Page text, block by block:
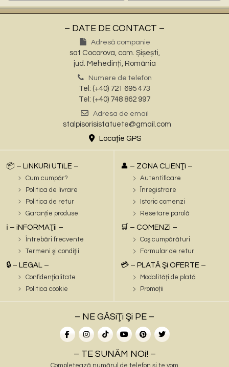
– DATE DE CONTACT –
Adresă companie
sat Cocorova, com. Șișești,
jud. Mehedinți, România
Numere de telefon
Tel: (+40) 721 695 473
Tel: (+40) 748 862 997
Adresa de email
stalpisorisistatuete@gmail.com
Locaţie GPS
📦 – LiNKURi UTiLE –
Cum cumpăr?
Politica de livrare
Politica de retur
Garanție produse
ℹ️ – iNFORMAŢii –
Întrebări frecvente
Termeni şi condiţii
🔒 – LEGAL –
Confidenţialitate
Politica cookie
👤 – ZONA CLiENŢi –
Autentificare
Înregistrare
Istoric comenzi
Resetare parolă
🛒 – COMENZi –
Coş cumpărături
Formular de retur
💳 – PLATĂ Şi OFERTE –
Modalități de plată
Promoții
– NE GĂSiŢi Şi PE –
– TE SUNĂM NOi! –
Completează numărul de telefon și te vom